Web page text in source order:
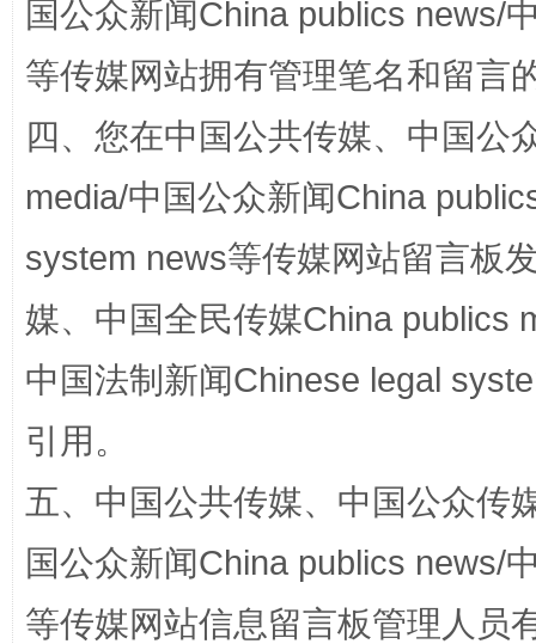
站台名比不上好声名
漫山遍野的桃花与雪山、麦地、白藏房
国公众新闻China publics news/
等传媒网站拥有管理笔名和留言
四、您在中国公共传媒、中国公
media/中国公众新闻China
system news等传媒网站留言板
媒、中国全民传媒China publics
中国法制新闻Chinese legal
引用。
五、中国公共传媒、中国公众传
国公众新闻China publics news/
等传媒网站信息留言板管理人员